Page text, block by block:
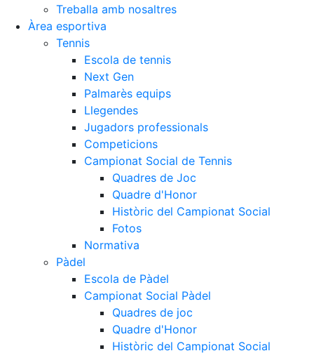
Treballa amb nosaltres
Àrea esportiva
Tennis
Escola de tennis
Next Gen
Palmarès equips
Llegendes
Jugadors professionals
Competicions
Campionat Social de Tennis
Quadres de Joc
Quadre d'Honor
Històric del Campionat Social
Fotos
Normativa
Pàdel
Escola de Pàdel
Campionat Social Pàdel
Quadres de joc
Quadre d'Honor
Històric del Campionat Social